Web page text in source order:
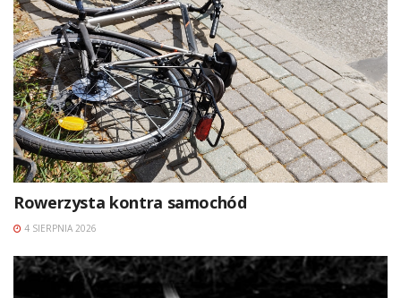
Rowerzysta kontra samochód
4 SIERPNIA 2026